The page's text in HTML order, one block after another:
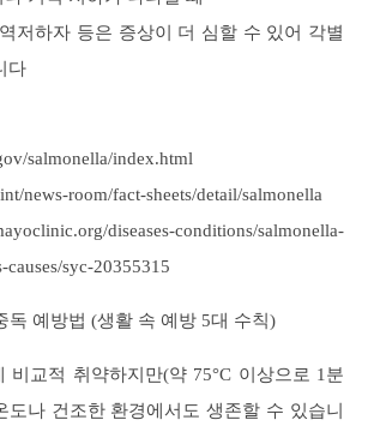
저하자 등은 증상이 더 심할 수 있어 각별
다
salmonella/index.html
news-room/fact-sheets/detail/salmonella
diseases-conditions/salmonella-
syc-20355315
독 예방법 (생활 속 예방 5대 수칙)
비교적 취약하지만(약 75°C 이상으로 1분
도나 건조한 환경에서도 생존할 수 있습니